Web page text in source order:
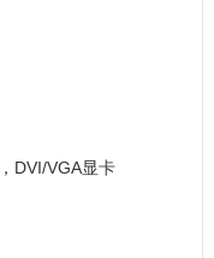
DVI/VGA显卡